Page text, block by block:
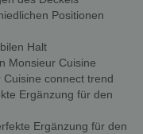
Positionen
Halt
Monsieur Cuisine
connect trend
Ergänzung für den
Ergänzung für den